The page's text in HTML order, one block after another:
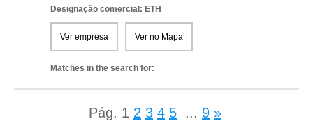
Designação comercial: ETH
Ver empresa Ver no Mapa
Matches in the search for:
Pág. 1 2 3 4 5 ... 9 »